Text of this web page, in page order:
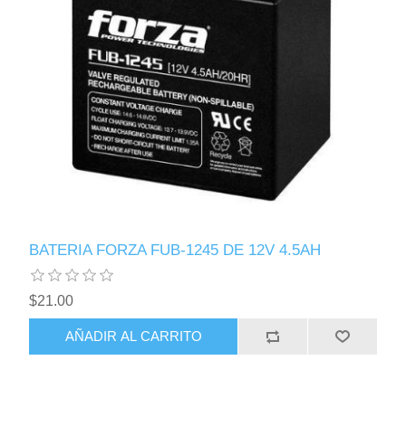
BATERIA FORZA FUB-1245 DE 12V 4.5AH
$21.00
AÑADIR AL CARRITO